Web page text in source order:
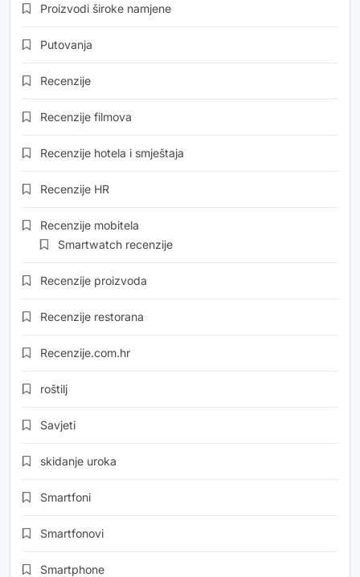
Proizvodi široke namjene
Putovanja
Recenzije
Recenzije filmova
Recenzije hotela i smještaja
Recenzije HR
Recenzije mobitela
Smartwatch recenzije
Recenzije proizvoda
Recenzije restorana
Recenzije.com.hr
roštilj
Savjeti
skidanje uroka
Smartfoni
Smartfonovi
Smartphone